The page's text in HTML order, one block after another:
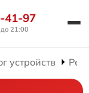
41-97
21:00
устройств